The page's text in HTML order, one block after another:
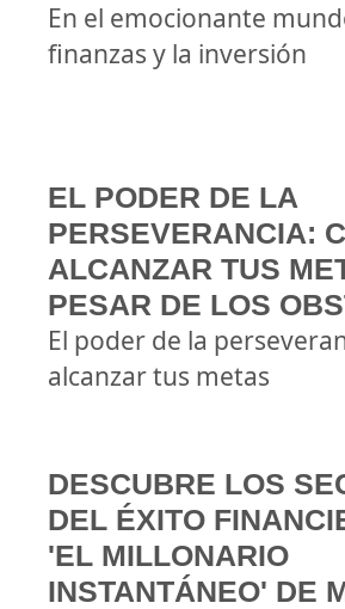
En el emocionante
finanzas y la inversión
EL PODER DE LA
PERSEVERANCIA:
ALCANZAR TUS
PESAR DE LOS
El poder de la
alcanzar tus metas
DESCUBRE LOS
DEL ÉXITO
'EL MILLONARIO
INSTANTÁNEO' DE